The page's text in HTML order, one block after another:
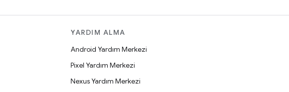
YARDIM ALMA
Android Yardım Merkezi
Pixel Yardım Merkezi
Nexus Yardım Merkezi